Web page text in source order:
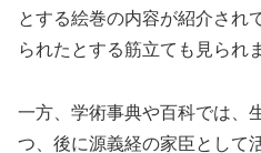
とする絵巻の内容が紹介され
られたとする筋立ても見られ
一方、学術事典や百科では、
つ、後に源義経の家臣として